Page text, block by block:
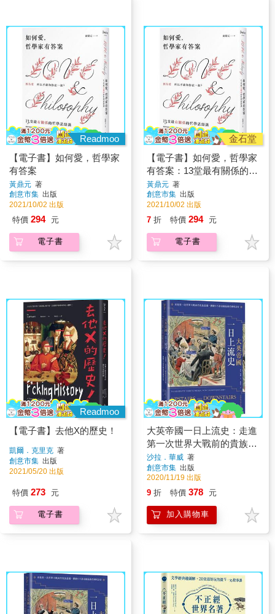
Readmoo
【電子書】如何愛，哲學家
有答案
黃鼎元 著
創意市集 出版
2021/10/02 出版
特價 294 元
電子書
金石堂
【電子書】如何愛，哲學家
有答案：13堂最有關係的哲
學思辯課
黃鼎元 著
創意市集 出版
2021/10/02 出版
7 折 特價 294 元
電子書
Readmoo
【電子書】去他X的歷史！
凱爾．克里克 著
創意市集 出版
2021/05/20 出版
特價 273 元
電子書
大英帝國一日上流史：走進
第一次世界大戰前的貴族莊
園，體驗日不落帝國最後的
輝煌日常
沙拉．華威 著
創意市集 出版
2020/11/19 出版
9 折 特價 378 元
加入購物車